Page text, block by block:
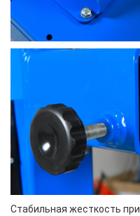
Стабильная жесткость при